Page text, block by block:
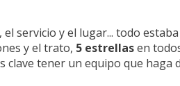
servicio y el lugar... todo
y el trato, 5 estrellasen
clave tener un equipo que haga